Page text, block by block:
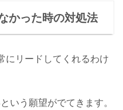
かった時の対処法
にリードしてくれるわけ
いう願望がでてきます。